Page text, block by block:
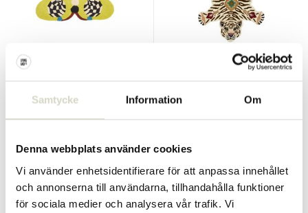
Samtycke Information Om
Denna webbplats använder cookies
Vi använder enhetsidentifierare för att anpassa innehållet
och annonserna till användarna, tillhandahålla funktioner
för sociala medier och analysera vår trafik. Vi
Doing Goods
• I lager Inkl. moms